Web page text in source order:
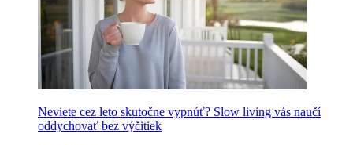
Neviete cez leto skutočne vypnúť? Slow living vás naučí
oddychovať bez výčitiek